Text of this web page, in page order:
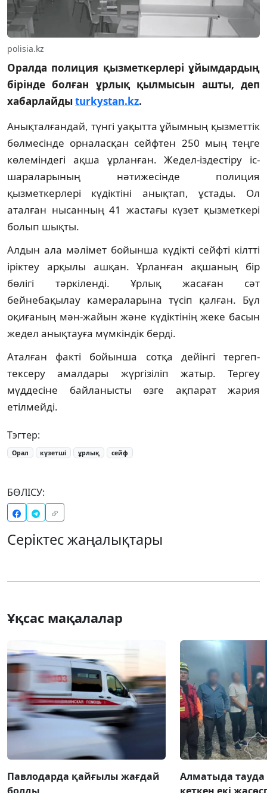
polisia.kz
Оралда полиция қызметкерлері ұйымдардың
бірінде болған ұрлық қылмысын ашты, деп
хабарлайдыturkystan.kz.
Анықталғандай, түнгі уақытта ұйымның қызметтік
бөлмесінде орналасқан сейфтен 250 мың теңге
көлеміндегі ақша ұрланған. Жедел-іздестіру іс-
шараларының нәтижесінде полиция
қызметкерлері күдіктіні анықтап, ұстады. Ол
аталған нысанның 41 жастағы күзет қызметкері
болып шықты.
Алдын ала мәлімет бойынша күдікті сейфті кілтті
іріктеу арқылы ашқан. Ұрланған ақшаның бір
бөлігі тәркіленді. Ұрлық жасаған сәт
бейнебақылау камераларына түсіп қалған. Бұл
оқиғаның мән-жайын және күдіктінің жеке басын
жедел анықтауға мүмкіндік берді.
Аталған факті бойынша сотқа дейінгі тергеп-
тексеру амалдары жүргізіліп жатыр. Тергеу
мүддесіне байланысты өзге ақпарат жария
етілмейді.
Тэгтер:
Орал күзетші ұрлық сейф
БӨЛІСУ:
Серіктес жаңалықтары
Ұқсас мақалалар
Павлодарда қайғылы жағдай
Алматыда